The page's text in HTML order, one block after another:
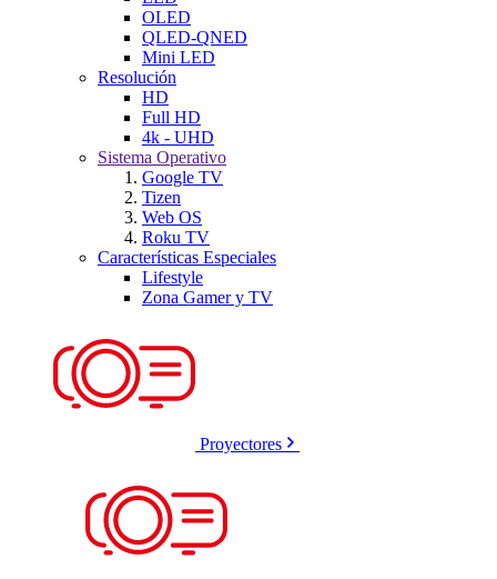
OLED
QLED-QNED
Mini LED
Resolución
HD
Full HD
4k - UHD
Sistema Operativo
Google TV
Tizen
Web OS
Roku TV
Características Especiales
Lifestyle
Zona Gamer y TV
Proyectores